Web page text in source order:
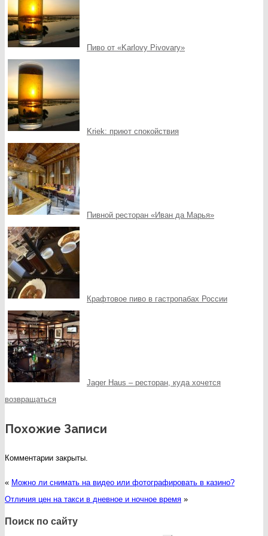
Пиво от «Karlovy Pivovary»
Kriek: приют спокойствия
Пивной ресторан «Иван да Марья»
Крафтовое пиво в гастропабах России
Jager Haus – ресторан, куда хочется
возвращаться
Похожие Записи
Комментарии закрыты.
« Можно ли снимать на видео или фотографировать в казино?
Отличия цен на такси в дневное и ночное время »
Поиск по сайту